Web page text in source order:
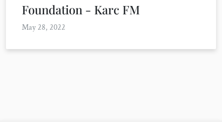
Foundation - Karc FM
May 28, 2022